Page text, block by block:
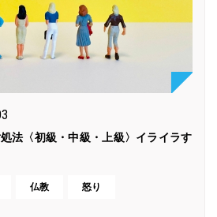
法〈初級・中級・上級〉イライラす
仏教 怒り